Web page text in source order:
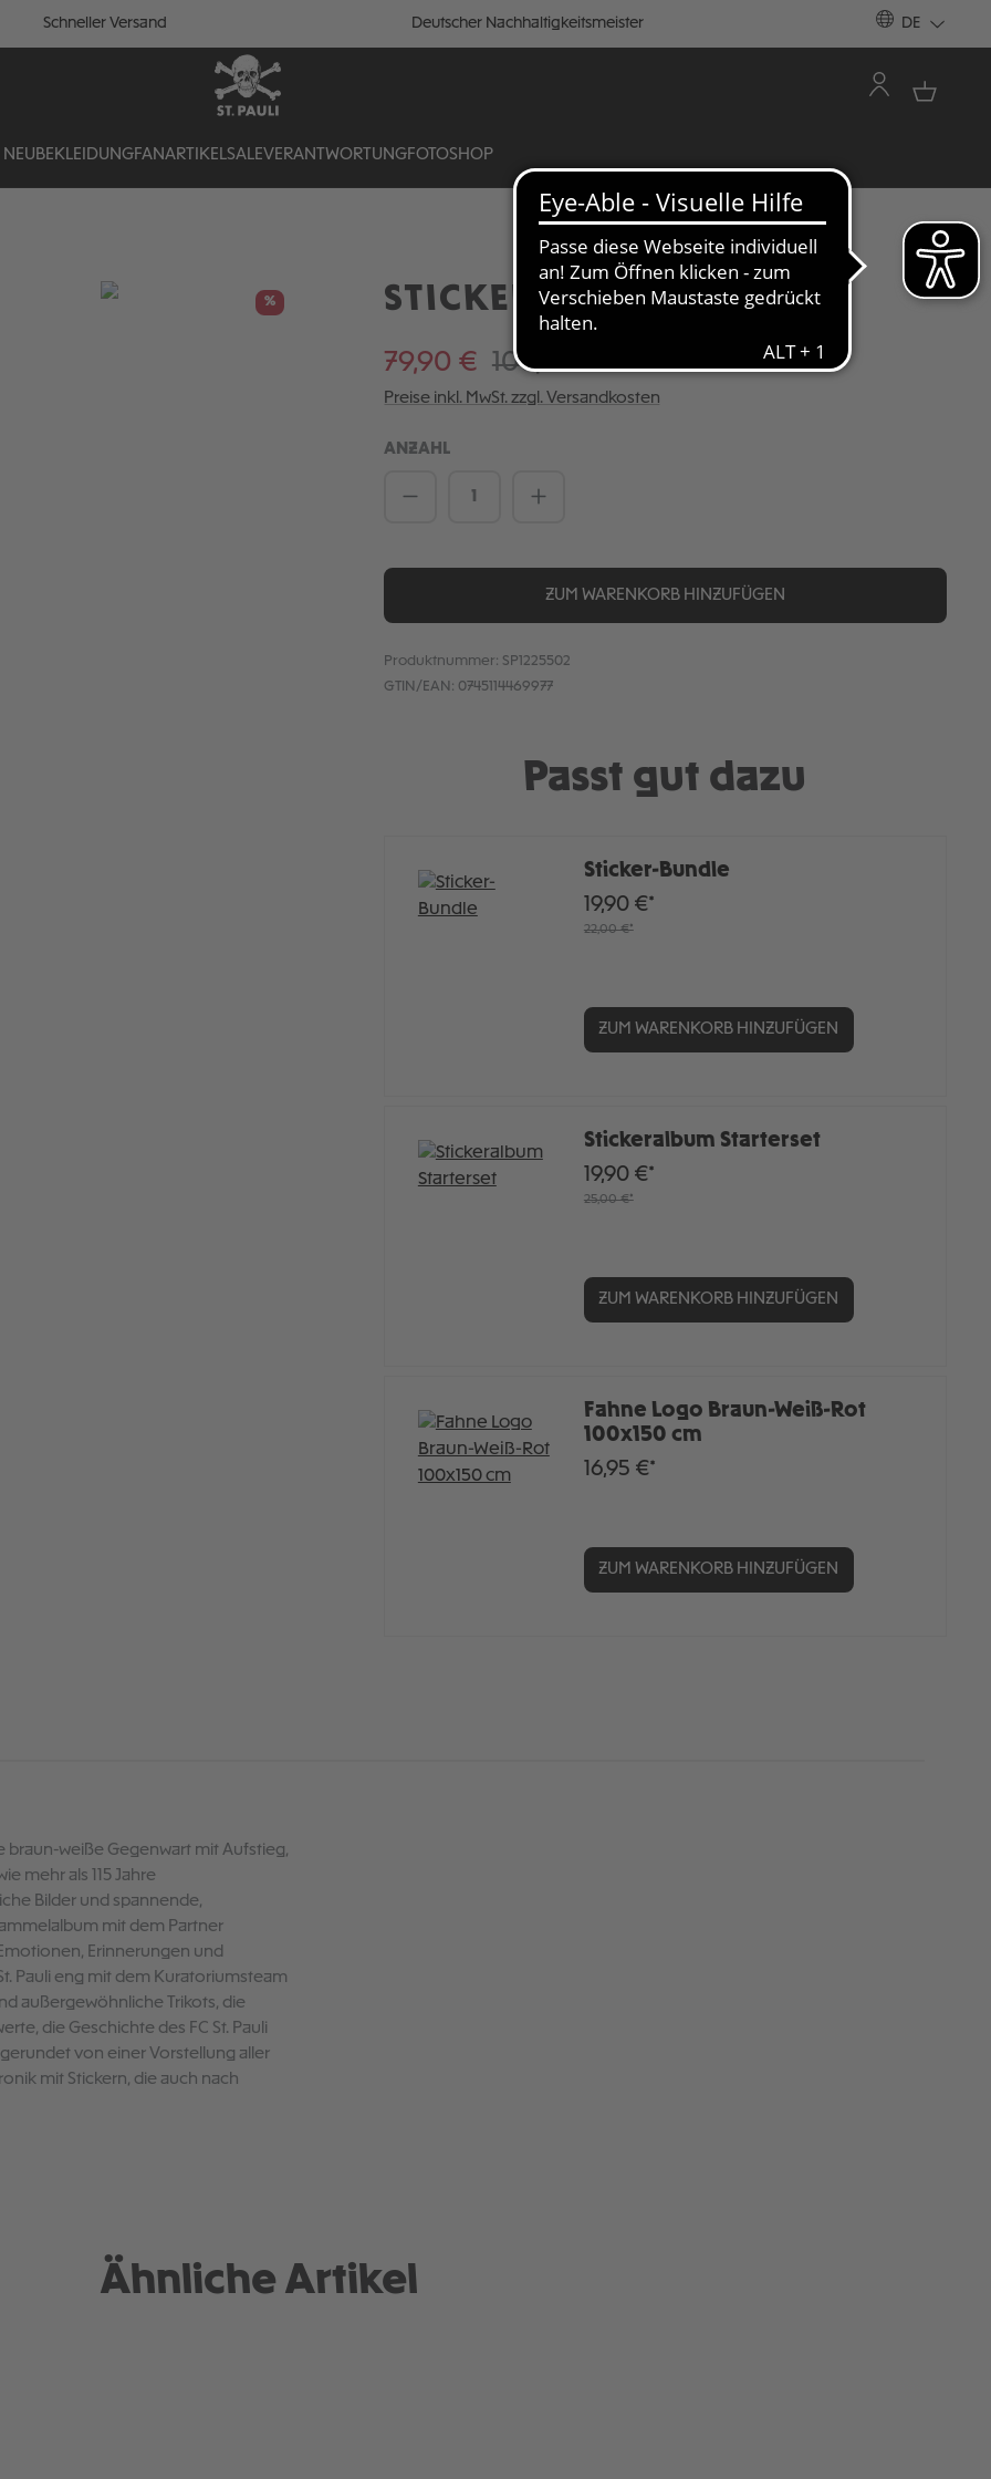
Schneller Versand Deutscher Nachhaltigkeitsmeister DE
NEU BEKLEIDUNGFANARTIKELSALEVERANTWORTUNGFOTOSHOP
% STICKERBOX FC ST. PAULI
79,90 € 100,00 €
Preise inkl. MwSt. zzgl. Versandkosten
ANZAHL
Produkt Anzahl: Gib den gewünschten Wert
ZUM WARENKORB HINZUFÜGEN
Produktnummer: SP1225502
GTIN/EAN: 0745114469977
Passt gut dazu
Sticker-Bundle
19,90 €*
22,00 €*
ZUM WARENKORB HINZUFÜGEN
Stickeralbum Starterset
19,90 €*
25,00 €*
ZUM WARENKORB HINZUFÜGEN
Fahne Logo Braun-Weiß-Rot
100x150 cm
16,95 €*
ZUM WARENKORB HINZUFÜGEN
braun-weiße Gegenwart mit Aufstieg,
mehr als 115 Jahre
Bilder und spannende,
mit dem Partner
Erinnerungen und
Pauli eng mit dem Kuratoriumsteam
außergewöhnliche Trikots, die
die Geschichte des FC St. Pauli
von einer Vorstellung aller
mit Stickern, die auch nach
Ähnliche Artikel